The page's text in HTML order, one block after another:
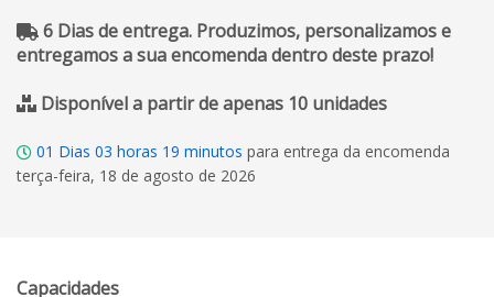
6 Dias de entrega. Produzimos, personalizamos e
entregamos a sua encomenda dentro deste prazo!
Disponível a partir de apenas 10 unidades
01 Dias 03 horas 19 minutos para entrega da encomenda
terça-feira, 18 de agosto de 2026
Capacidades